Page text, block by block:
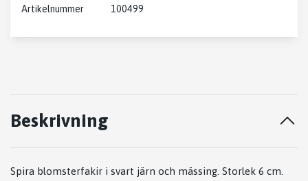
Artikelnummer 100499
Beskrivning
Spira blomsterfakir i svart järn och mässing. Storlek 6 cm.